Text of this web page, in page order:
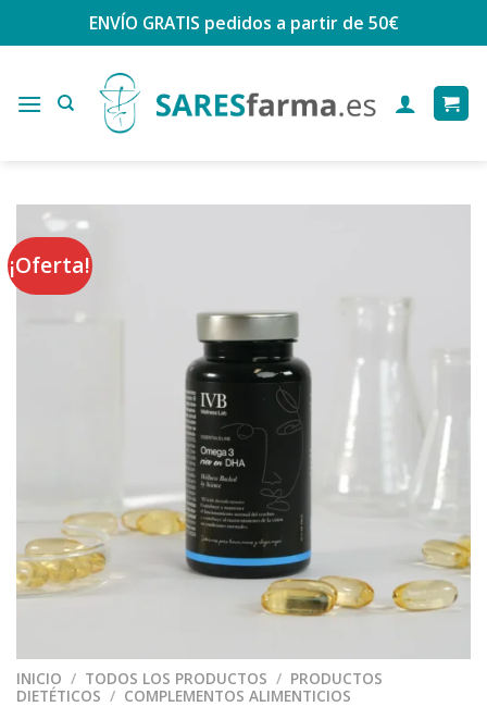
ENVÍO GRATIS pedidos a partir de 50€
¡Oferta!
INICIO / TODOS LOS PRODUCTOS / PRODUCTOS
DIETÉTICOS / COMPLEMENTOS ALIMENTICIOS